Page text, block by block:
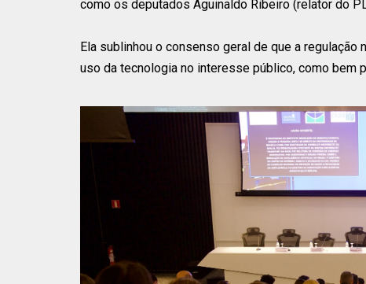
como os deputados Aguinaldo Ribeiro (relator do
Ela sublinhou o consenso geral de que a
uso da tecnologia no interesse público, como bem